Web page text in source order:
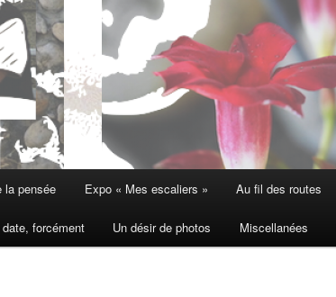
la pensée Expo « Mes escaliers » Au fil des routes
date, forcément Un désir de photos Miscellanées